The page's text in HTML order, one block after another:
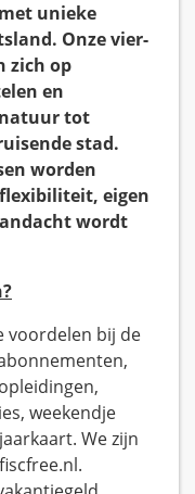
unieke
Onze vier-
zich op
en
tot
stad.
worden
eigen
wordt
voordelen bij de
weekendje
We zijn